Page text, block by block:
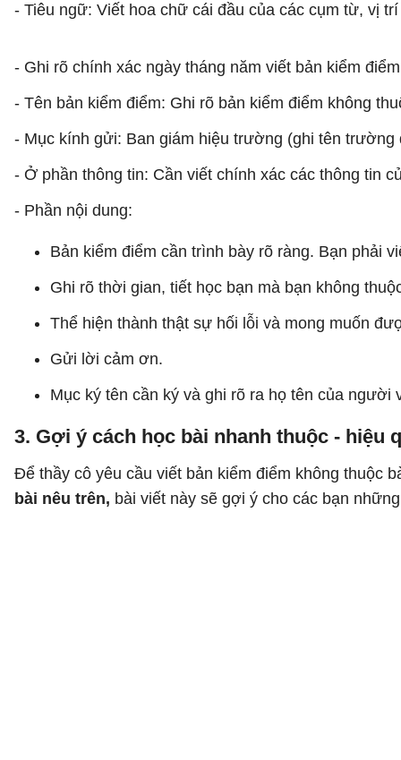
- Tiêu ngữ: Viết hoa chữ cái đầu của các cụm từ, vị
- Ghi rõ chính xác ngày tháng năm viết bản kiểm
- Tên bản kiểm điểm: Ghi rõ bản kiểm điểm không
- Mục kính gửi: Ban giám hiệu trường (ghi tên
- Ở phần thông tin: Cần viết chính xác các thông tin
- Phần nội dung:
Bản kiểm điểm cần trình bày rõ ràng. Bạn phải
Ghi rõ thời gian, tiết học bạn mà bạn không
Thể hiện thành thật sự hối lỗi và mong muốn
Gửi lời cảm ơn.
Mục ký tên cần ký và ghi rõ ra họ tên của người
3. Gợi ý cách học bài nhanh thuộc - hiệu
Để thầy cô yêu cầu viết bản kiểm điểm không thuộc
bài nêu trên, bài viết này sẽ gợi ý cho các bạn